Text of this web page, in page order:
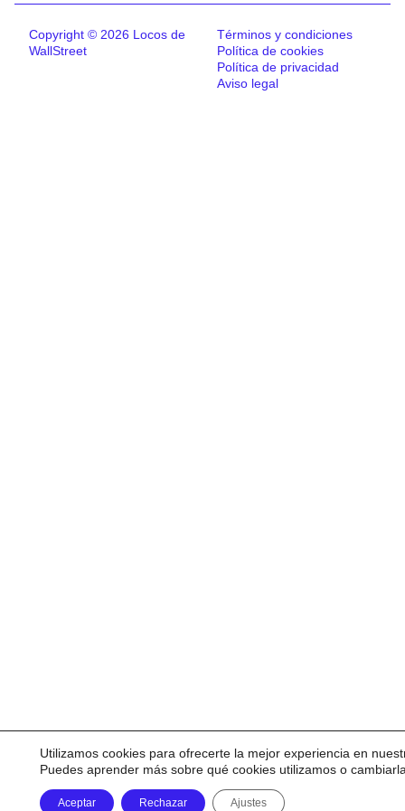
Copyright © 2026 Locos de
WallStreet
Términos y condiciones
Política de cookies
Política de privacidad
Aviso legal
Utilizamos cookies para ofrecerte la mejor experiencia en
Puedes aprender más sobre qué cookies utilizamos o
Aceptar Rechazar Ajustes